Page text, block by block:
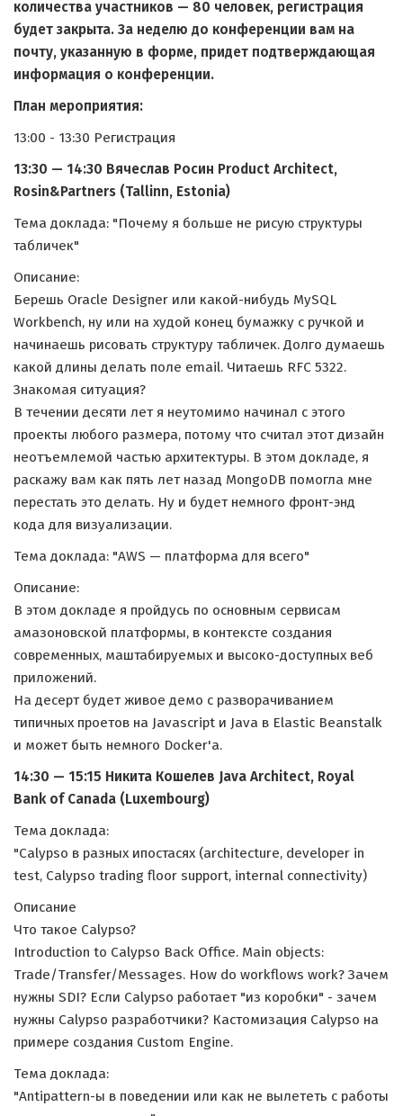
количества участников — 80 человек, регистрация
будет закрыта. За неделю до конференции вам на
почту, указанную в форме, придет подтверждающая
информация о конференции.
План мероприятия:
13:00 - 13:30 Регистрация
13:30 — 14:30 Вячеслав Роcин Product Architect,
Rosin&Partners (Tallinn, Estonia)
Тема доклада: "Почему я больше не рисую структуры
табличек"
Описание:
Берешь Oracle Designer или какой-нибудь MySQL
Workbench, ну или на худой конец бумажку с ручкой и
начинаешь рисовать структуру табличек. Долго думаешь
какой длины делать поле email. Читаешь RFC 5322.
Знакомая ситуация?
В течении десяти лет я неутомимо начинал с этого
проекты любого размера, потому что считал этот дизайн
неотъемлемой частью архитектуры. В этом докладе, я
раскажу вам как пять лет назад MongoDB помогла мне
перестать это делать. Ну и будет немного фронт-энд
кода для визуализации.
Тема доклада: "AWS — платформа для всего"
Описание:
В этом докладе я пройдусь по основным сервисам
амазоновской платформы, в контексте создания
современных, маштабируемых и высоко-доступных веб
приложений.
На десерт будет живое демо с разворачиванием
типичных проетов на Javascript и Java в Elastic Beanstalk
и может быть немного Docker'а.
14:30 — 15:15 Никита Кошелев Java Architect, Royal
Bank of Canada (Luxembourg)
Тема доклада:
"Calypso в разных ипостасях (architecture, developer in
test, Calypso trading floor support, internal connectivity)
Описание
Что такое Calypso?
Introduction to Calypso Back Office. Main objects:
Trade/Transfer/Messages. How do workflows work? Зачем
нужны SDI? Если Calypso работает "из коробки" - зачем
нужны Calypso разработчики? Кастомизация Calypso на
примере создания Custom Engine.
Тема доклада:
"Antipattern-ы в поведении или как не вылететь с работы